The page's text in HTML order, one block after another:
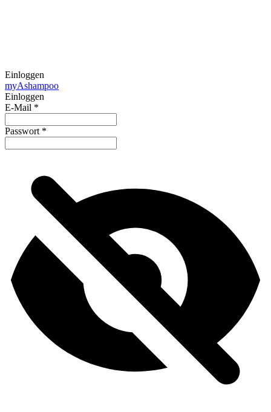
Einloggen
myAshampoo
Einloggen
E-Mail *
Passwort *